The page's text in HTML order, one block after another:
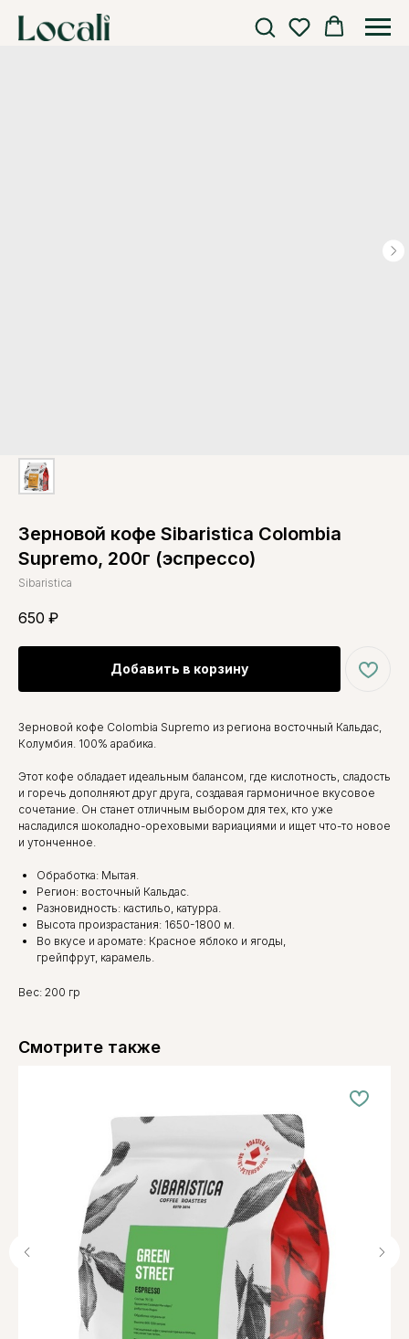
Зерновой кофе Sibaristica Colombia
Supremo, 200г (эспрессо)
Sibaristica
650 ₽
Добавить в корзину
Зерновой кофе Colombia Supremo из региона восточный Кальдас,
Колумбия. 100% арабика.
Этот кофе обладает идеальным балансом, где кислотность, сладость
и горечь дополняют друг друга, создавая гармоничное вкусовое
сочетание. Он станет отличным выбором для тех, кто уже
насладился шоколадно-ореховыми вариациями и ищет что-то новое
и утонченное.
Обработка: Мытая.
Регион: восточный Кальдас.
Разновидность: кастильо, катурра.
Высота произрастания: 1650-1800 м.
Во вкусе и аромате: Красное яблоко и ягоды,
грейпфрут, карамель.
Вес: 200 гр
Смотрите также